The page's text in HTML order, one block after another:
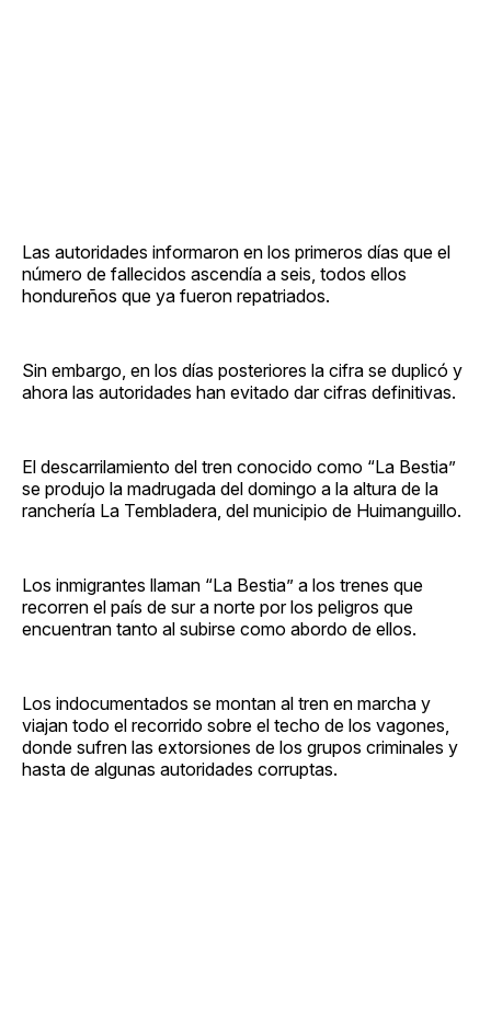
Las autoridades informaron en los primeros días que el
número de fallecidos ascendía a seis, todos ellos
hondureños que ya fueron repatriados.
Sin embargo, en los días posteriores la cifra se duplicó y
ahora las autoridades han evitado dar cifras definitivas.
El descarrilamiento del tren conocido como “La Bestia”
se produjo la madrugada del domingo a la altura de la
ranchería La Tembladera, del municipio de Huimanguillo.
Los inmigrantes llaman “La Bestia” a los trenes que
recorren el país de sur a norte por los peligros que
encuentran tanto al subirse como abordo de ellos.
Los indocumentados se montan al tren en marcha y
viajan todo el recorrido sobre el techo de los vagones,
donde sufren las extorsiones de los grupos criminales y
hasta de algunas autoridades corruptas.